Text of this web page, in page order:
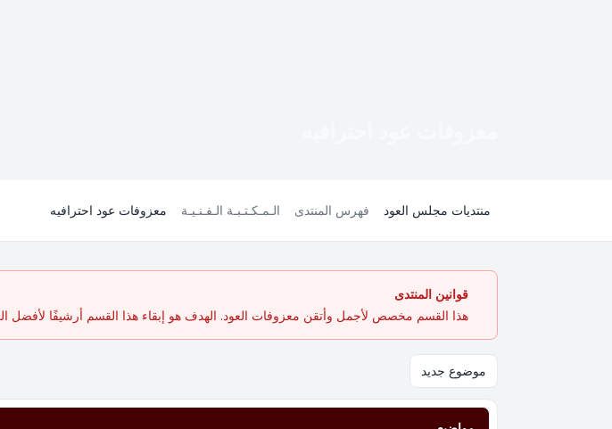
منتديات مجلس العود فهرس المنتدى الـمـكـتـبـة الـفـنـيـة معزوفات عود احترافيه
قوانين المنتدى
هذا القسم مخصص لأجمل وأتقن معزوفات العود. الهدف هو إبقاء هذا القسم أرشيفًا لأفضل
موضوع جديد